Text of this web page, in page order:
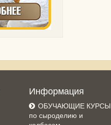
Информация
ОБУЧАЮЩИЕ КУРСЫ
по сыроделию и